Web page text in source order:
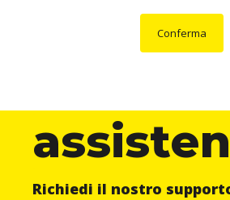
Conferma
Richiedi il nostro